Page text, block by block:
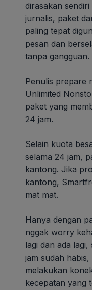
dirasakan
jurnalis, paket
paling tepat
pesan dan
tanpa gangguan.
Penulis prepare
Unlimited
paket yang
24 jam.
Selain kuota
selama 24 jam,
kantong. Jika
kantong,
mat mat.
Hanya dengan
nggak worry
lagi dan ada
jam sudah
melakukan
kecepatan yang